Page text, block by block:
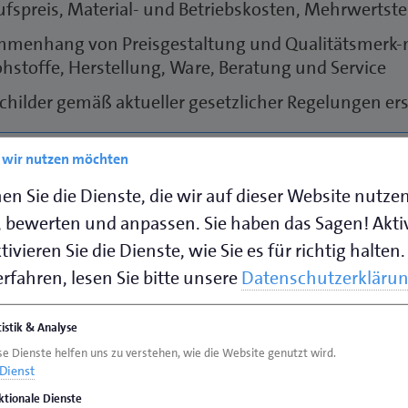
Material- und Betriebskosten,
von Preisgestaltung und
Herstellung, Ware, Beratung und Service
gemäß aktueller gesetzlicher Regelungen
der Mikrobiologie und rechtliche Grund-lagen der
der Mikrobiologie und die Bedeutung von
geltende lebensmittelrechtliche Verordnungen
und Betriebs-hygiene kennen und
und Reinigungspläne erstellen und anwenden
für Feine Backwaren aus Teigen und Massen
Zusammensetzung und Eigenschaften von
nutzen möchten
Sie die Dienste, die wir auf dieser Website nutzen
und anpassen. Sie haben das Sagen!
Sie die Dienste, wie Sie es für richtig halten.
lesen Sie bitte unsere
& Analyse
Dienste helfen uns zu verstehen, wie die Website genutzt wird.
Dienst
Dienste